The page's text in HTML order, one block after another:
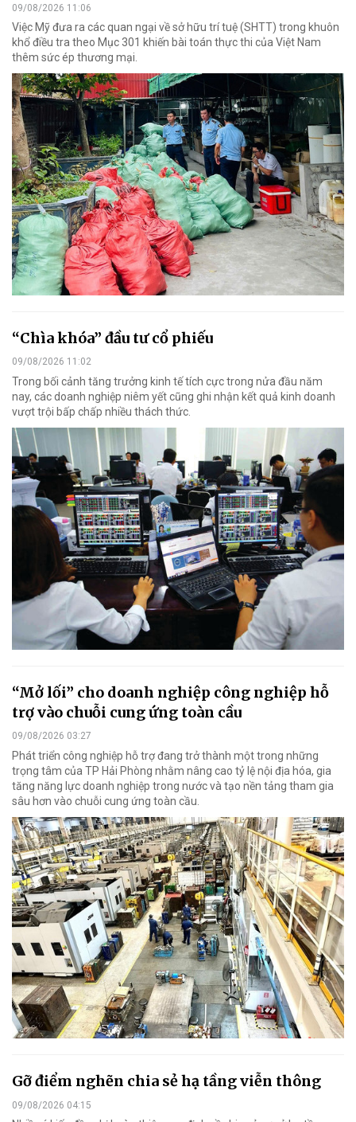
09/08/2026 11:06
Việc Mỹ đưa ra các quan ngại về sở hữu trí tuệ (SHTT) trong khuôn
khổ điều tra theo Mục 301 khiến bài toán thực thi của Việt Nam
thêm sức ép thương mại.
“Chìa khóa” đầu tư cổ phiếu
09/08/2026 11:02
Trong bối cảnh tăng trưởng kinh tế tích cực trong nửa đầu năm
nay, các doanh nghiệp niêm yết cũng ghi nhận kết quả kinh doanh
vượt trội bấp chấp nhiều thách thức.
“Mở lối” cho doanh nghiệp công nghiệp hỗ
trợ vào chuỗi cung ứng toàn cầu
09/08/2026 03:27
Phát triển công nghiệp hỗ trợ đang trở thành một trong những
trọng tâm của TP Hải Phòng nhằm nâng cao tỷ lệ nội địa hóa, gia
tăng năng lực doanh nghiệp trong nước và tạo nền tảng tham gia
sâu hơn vào chuỗi cung ứng toàn cầu.
Gỡ điểm nghẽn chia sẻ hạ tầng viễn thông
09/08/2026 04:15